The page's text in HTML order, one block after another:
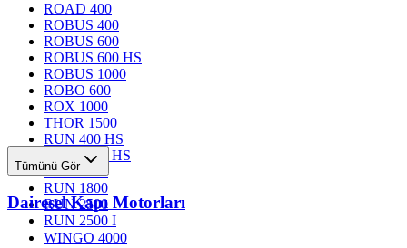
ROAD 400
ROBUS 400
ROBUS 600
ROBUS 600 HS
ROBUS 1000
ROBO 600
ROX 1000
THOR 1500
RUN 400 HS
RUN 1200 HS
RUN 1500
RUN 1800
RUN 2500
RUN 2500 I
Tümünü Gör
Dairesel Kapı Motorları
WINGO 4000